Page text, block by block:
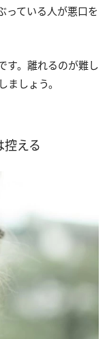
っている人が悪口を
す。離れるのが難し
しょう。
控える